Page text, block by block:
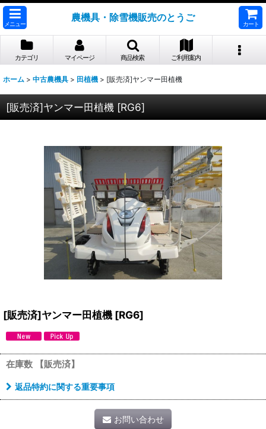
メニュー
農機具・除雪機販売のとうご
カート
カテゴリ マイページ 商品検索 ご利用案内
ホーム > 中古農機具 > 田植機 > [販売済]ヤンマー田植機
[販売済]ヤンマー田植機 [RG6]
[販売済]ヤンマー田植機 [RG6]
在庫数 【販売済】
返品特約に関する重要事項
お問い合わせ